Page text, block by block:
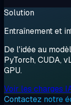
Solution
Entraînement et
De l'idée au
PyTorch, CUDA,
GPU.
Voir les charges
Contactez notre